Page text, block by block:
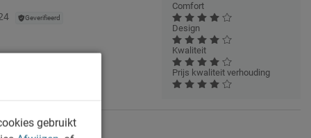
Geverifieerd
Comfort
Design
Kwaliteit
Prijs kwaliteit verhouding
gebruikt